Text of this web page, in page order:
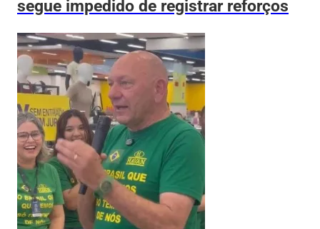
segue impedido de registrar reforços